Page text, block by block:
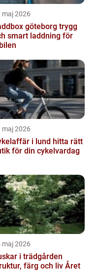
maj 2026
göteborg trygg
smart laddning för
maj 2026
i lund hitta rätt
för din cykelvardag
maj 2026
i trädgården
färg och liv Året